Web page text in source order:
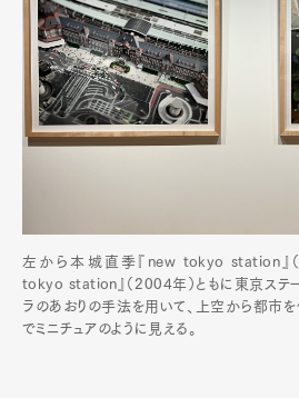
左から本城直季『new tokyo station』
tokyo station』（2004年）ともに東京ステ
ラのあおりの手法を用いて、上空から都市
でミニチュアのように見える。